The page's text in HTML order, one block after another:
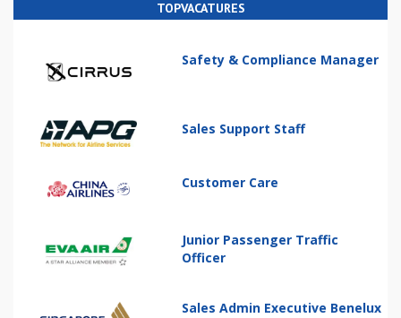
TOPVACATURES
Safety & Compliance Manager
Sales Support Staff
Customer Care
Junior Passenger Traffic
Officer
Sales Admin Executive Benelux